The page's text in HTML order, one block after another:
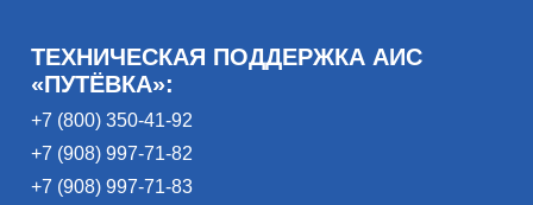
ТЕХНИЧЕСКАЯ ПОДДЕРЖКА АИС
«ПУТЁВКА»:
+7 (800) 350-41-92
+7 (908) 997-71-82
+7 (908) 997-71-83